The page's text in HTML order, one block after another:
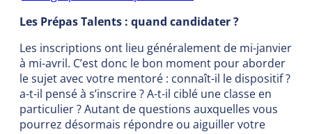
Les Prépas Talents : quand candidater ?
Les inscriptions ont lieu généralement de mi-janvier
à mi-avril. C’est donc le bon moment pour aborder
le sujet avec votre mentoré : connaît-il le dispositif ?
a-t-il pensé à s’inscrire ? A-t-il ciblé une classe en
particulier ? Autant de questions auxquelles vous
pourrez désormais répondre ou aiguiller votre